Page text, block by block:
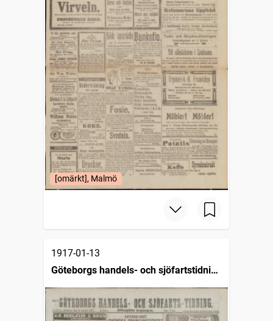
[omärkt], Malmö
1917-01-13
Göteborgs handels- och sjöfartstidning